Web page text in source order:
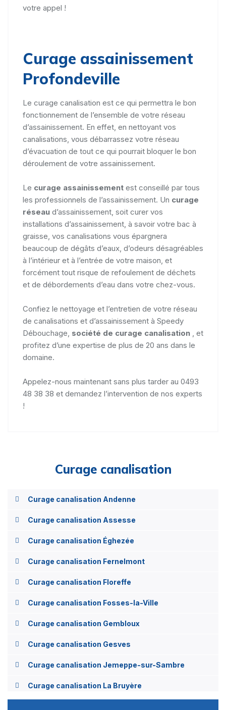
votre appel !
Curage assainissement
Profondeville
Le curage canalisation est ce qui permettra le bon
fonctionnement de l’ensemble de votre réseau
d’assainissement. En effet, en nettoyant vos
canalisations, vous débarrassez votre réseau
d’évacuation de tout ce qui pourrait bloquer le bon
déroulement de votre assainissement.
Le curage assainissement est conseillé par tous
les professionnels de l’assainissement. Un curage
réseau d’assainissement, soit curer vos
installations d’assainissement, à savoir votre bac à
graisse, vos canalisations vous épargnera
beaucoup de dégâts d’eaux, d’odeurs désagréables
à l’intérieur et à l’entrée de votre maison, et
forcément tout risque de refoulement de déchets
et de débordements d’eau dans votre chez-vous.
Confiez le nettoyage et l’entretien de votre réseau
de canalisations et d’assainissement à Speedy
Débouchage, société de curage canalisation , et
profitez d’une expertise de plus de 20 ans dans le
domaine.
Appelez-nous maintenant sans plus tarder au 0493
48 38 38 et demandez l’intervention de nos experts
!
Curage canalisation
Curage canalisation Andenne
Curage canalisation Assesse
Curage canalisation Éghezée
Curage canalisation Fernelmont
Curage canalisation Floreffe
Curage canalisation Fosses-la-Ville
Curage canalisation Gembloux
Curage canalisation Gesves
Curage canalisation Jemeppe-sur-Sambre
Curage canalisation La Bruyère